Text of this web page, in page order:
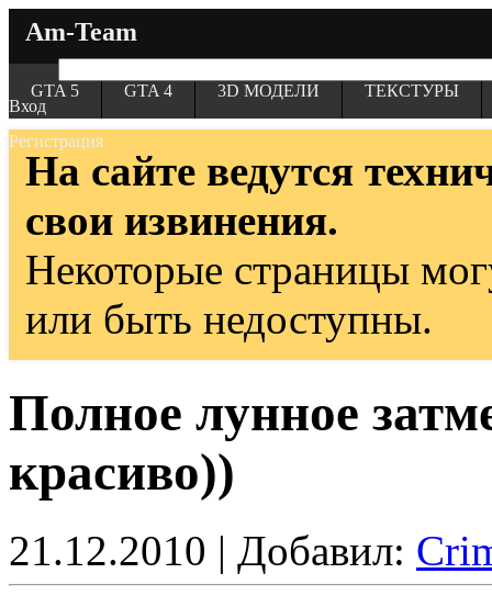
Am-Team
Вход
Регистрация
GTA 5 GTA 4 3D МОДЕЛИ ТЕКСТУРЫ
На сайте ведутся
свои извинения.
Некоторые страницы
или быть недоступны.
Полное лунное
красиво))
21.12.2010 | Добавил: